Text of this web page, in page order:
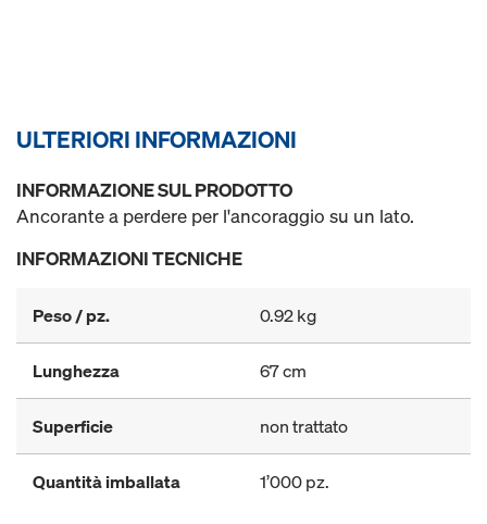
ULTERIORI INFORMAZIONI
INFORMAZIONE SUL PRODOTTO
Ancorante a perdere per l'ancoraggio su un lato.
INFORMAZIONI TECNICHE
Peso / pz. 0.92 kg
Lunghezza 67 cm
Superficie non trattato
Quantità imballata 1’000 pz.